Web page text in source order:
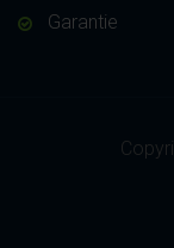
Garantie